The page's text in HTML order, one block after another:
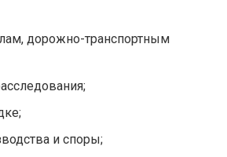
дорожно-транспортным
и споры;